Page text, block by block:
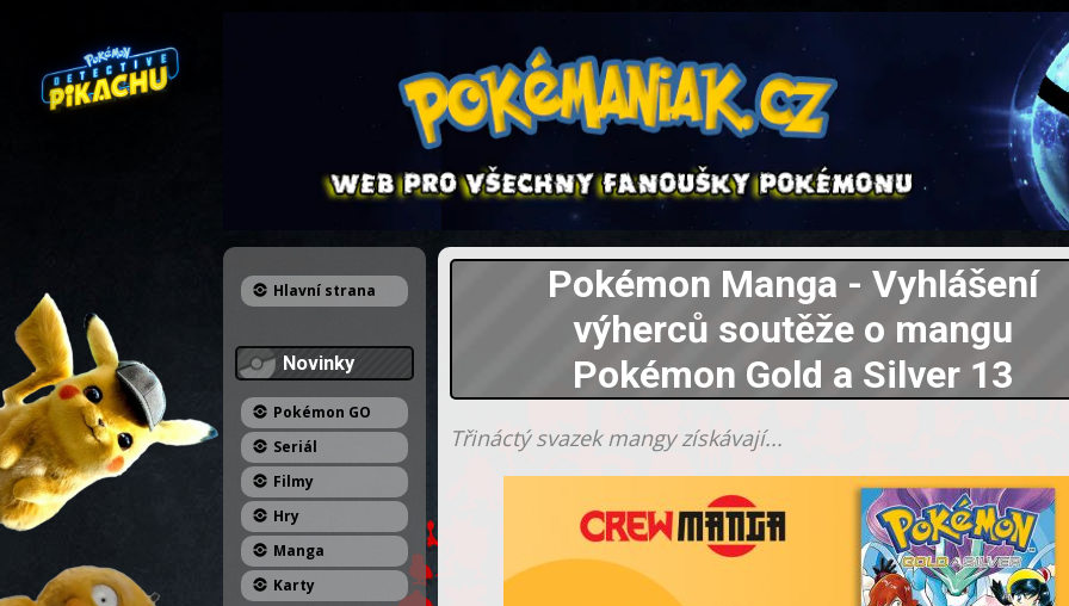
Hlavní strana
Novinky
Pokémon GO
Seriál
Filmy
Hry
Manga
Karty
Pokémon Manga - Vyhlášení
výherců soutěže o mangu
Pokémon Gold a Silver 13
Třináctý svazek mangy získávají...